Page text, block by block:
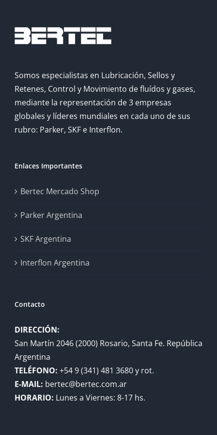
Somos especialistas en Lubricación, Sellos y
Retenes, Control y Movimiento de fluídos y gases,
mediante la representación de 3 empresas
globales y líderes mundiales en cada uno de sus
rubro: Parker, SKF e Interflon.
Enlaces Importantes
Bertec Mercado Shop
Parker Argentina
SKF Argentina
Interflon Argentina
Contacto
DIRECCIÓN:
San Martín 2046 (2000) Rosario, Santa Fe. República
Argentina
TELÉFONO: +54 9 (341) 481 3680 y rot.
E-MAIL: bertec@bertec.com.ar
HORARIO: Lunes a Viernes: 8-17 hs.